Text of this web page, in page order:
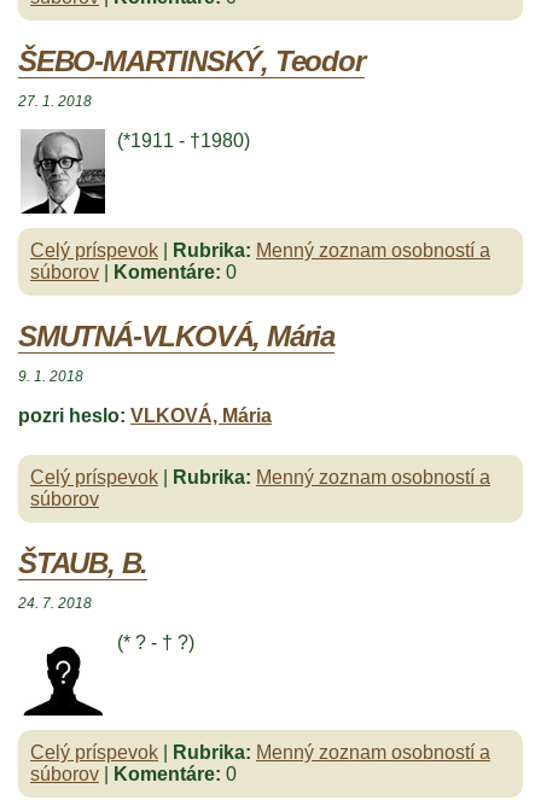
ŠEBO-MARTINSKÝ, Teodor
27. 1. 2018
(*1911 - †1980)
Celý príspevok Rubrika: Menný zoznam osobností a
súborov
Komentáre: 0
SMUTNÁ-VLKOVÁ, Mária
9. 1. 2018
pozri heslo: VLKOVÁ, Mária
Celý príspevok Rubrika: Menný zoznam osobností a
súborov
ŠTAUB, B.
24. 7. 2018
(* ? - † ?)
Celý príspevok Rubrika: Menný zoznam osobností a
súborov
Komentáre: 0